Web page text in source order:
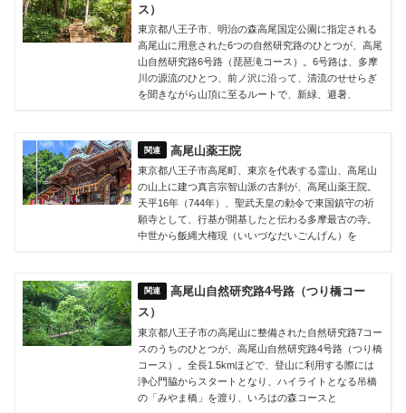
ス）
東京都八王子市、明治の森高尾国定公園に指定される
高尾山に用意された6つの自然研究路のひとつが、高尾
山自然研究路6号路（琵琶滝コース）。6号路は、多摩
川の源流のひとつ、前ノ沢に沿って、清流のせせらぎ
を聞きながら山頂に至るルートで、新緑、避暑、
高尾山薬王院
東京都八王子市高尾町、東京を代表する霊山、高尾山
の山上に建つ真言宗智山派の古刹が、高尾山薬王院。
天平16年（744年）、聖武天皇の勅令で東国鎮守の祈
願寺として、行基が開基したと伝わる多摩最古の寺。
中世から飯縄大権現（いいづなだいごんげん）を
高尾山自然研究路4号路（つり橋コー
ス）
東京都八王子市の高尾山に整備された自然研究路7コー
スのうちのひとつが、高尾山自然研究路4号路（つり橋
コース）。全長1.5kmほどで、登山に利用する際には
浄心門脇からスタートとなり、ハイライトとなる吊橋
の「みやま橋」を渡り、いろはの森コースと